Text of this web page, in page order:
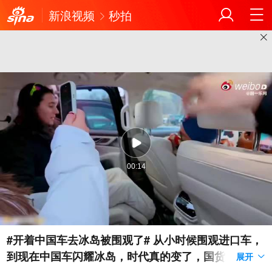
新浪视频 秒拍
00:14
#开着中国车去冰岛被围观了# 从小时候围观进口车，
到现在中国车闪耀冰岛，时代真的变了，国货用实力
展开